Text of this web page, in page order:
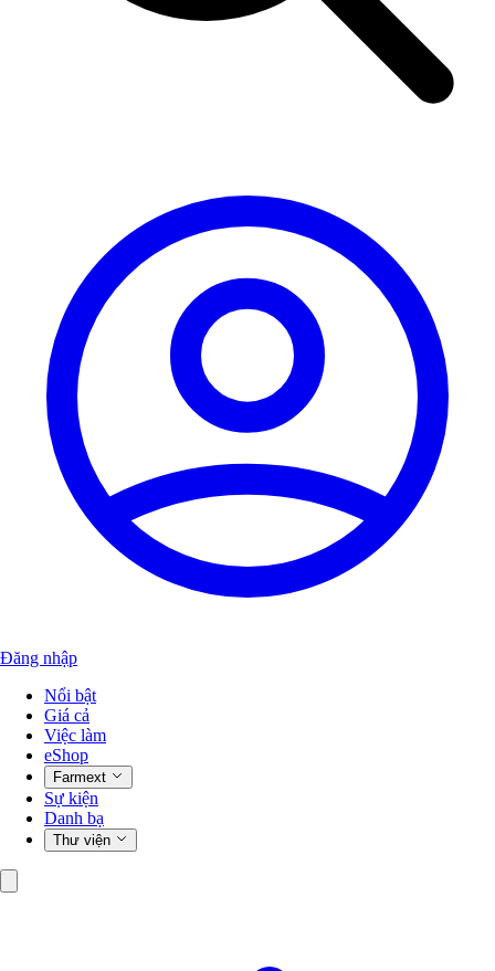
Đăng nhập
Nổi bật
Giá cả
Việc làm
eShop
Farmext
Sự kiện
Danh bạ
Thư viện